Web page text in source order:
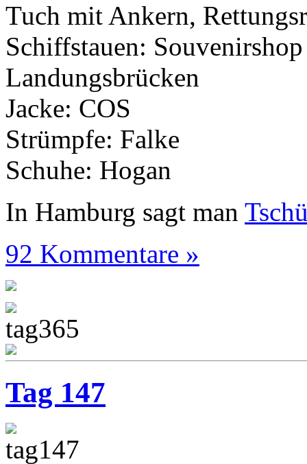
Tuch mit Ankern,
Schiffstauen:
Landungsbrücken
Jacke: COS
Strümpfe: Falke
Schuhe: Hogan
In Hamburg sagt man
92 Kommentare »
Tag 147